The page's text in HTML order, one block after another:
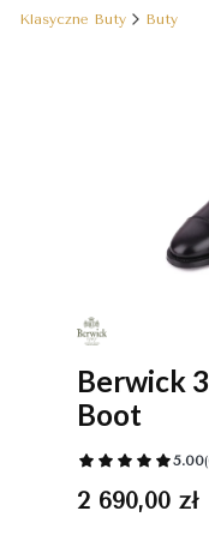
Klasyczne Buty Buty
Berwick
Boot
5.00
Cena
2 690,00 zł